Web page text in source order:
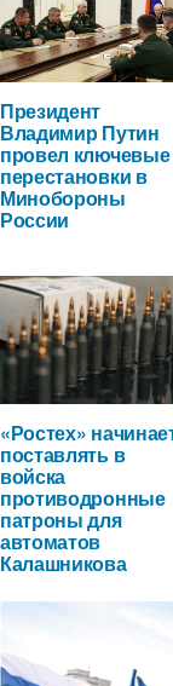
Президент
Владимир Путин
провел ключевые
перестановки в
Минобороны
России
«Ростех»
поставлять в
войска
противодронные
патроны для
автоматов
Калашникова